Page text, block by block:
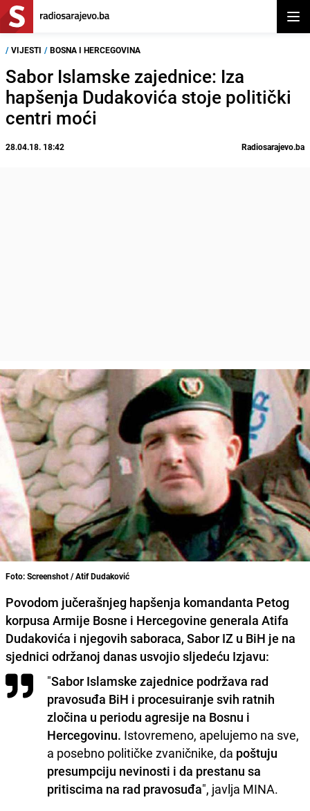
/ VIJESTI / BOSNA I HERCEGOVINA
Sabor Islamske zajednice: Iza
hapšenja Dudakovića stoje politički
centri moći
28.04.18. 18:42 Radiosarajevo.ba
Foto: Screenshot / Atif Dudaković
Povodom jučerašnjeg hapšenja komandanta Petog
korpusa Armije Bosne i Hercegovine generala Atifa
Dudakovića i njegovih saboraca, Sabor IZ u BiH je na
sjednici održanoj danas usvojio sljedeću Izjavu:
"Sabor Islamske zajednice podržava rad
pravosuđa BiH i procesuiranje svih ratnih
zločina u periodu agresije na Bosnu i
Hercegovinu. Istovremeno, apelujemo na sve,
a posebno političke zvaničnike, da poštuju
presumpciju nevinosti i da prestanu sa
pritiscima na rad pravosuđa", javlja MINA.